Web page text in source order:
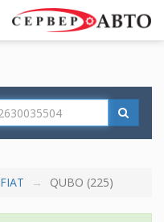
FIAT QUBO (225)